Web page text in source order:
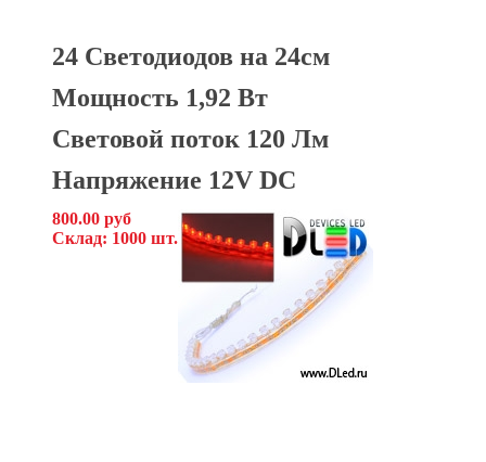
24 Светодиодов на 24см
Мощность 1,92 Вт
Световой поток 120 Лм
Напряжение 12V DC
800.00 руб
Склад: 1000 шт.